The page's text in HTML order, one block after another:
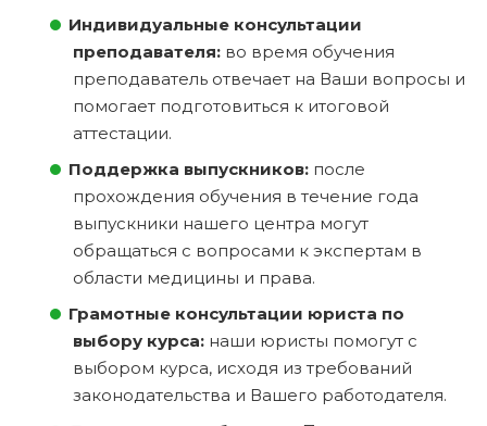
Индивидуальные консультации
преподавателя: во время обучения
преподаватель отвечает на Ваши вопросы и
помогает подготовиться к итоговой
аттестации.
Поддержка выпускников: после
прохождения обучения в течение года
выпускники нашего центра могут
обращаться с вопросами к экспертам в
области медицины и права.
Грамотные консультации юриста по
выбору курса: наши юристы помогут с
выбором курса, исходя из требований
законодательства и Вашего работодателя.